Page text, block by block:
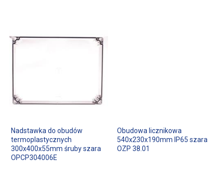
Nadstawka do obudów
termoplastycznych
300x400x55mm śruby szara
OPCP304006E
Obudowa licznikowa
540x230x190mm IP65 szara
OZP 38.01